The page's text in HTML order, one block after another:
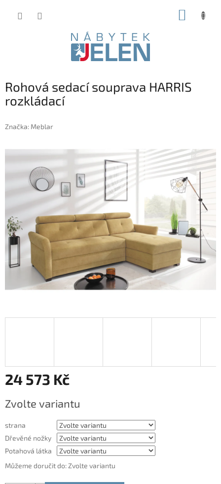
Rohová sedací souprava HARRIS
rozkládací
Značka: Meblar
24 573 Kč
cena:
Zvolte variantu
strana
Dřevěné nožky
Potahová látka
Můžeme doručit do: Zvolte variantu